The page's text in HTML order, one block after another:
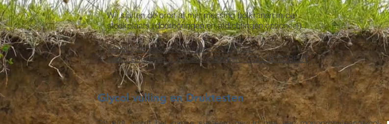
Wij sluiten de bron af met messing bolkranen in de
stookplaats (doorboringen en afdichtingen optioneel) .
Aansluitschema 2 boringen - PARALLEL
Aansluitschema 3 of meer boringen - COLLECTORPUT
Glycol vulling en Druktesten